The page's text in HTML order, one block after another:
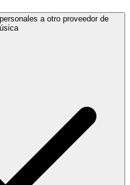
a otro proveedor de